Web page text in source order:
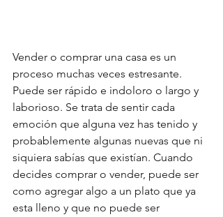
Vender o comprar una casa es un
proceso muchas veces estresante.
Puede ser rápido e indoloro o largo y
laborioso. Se trata de sentir cada
emoción que alguna vez has tenido y
probablemente algunas nuevas que ni
siquiera sabías que existían. Cuando
decides comprar o vender, puede ser
como agregar algo a un plato que ya
esta lleno y que no puede ser